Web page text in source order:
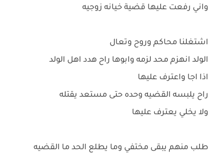
واني رفعت عليها قضية خيانه زوجيه
اشتغلنا محاكم وروح وتعال
الولد انهزم محد لزمه وابوها راح هدد اهل الولد
اذا اجا واعترف عليها
راح يلبسه القضيه وحده حتى مستعد يقتله
ولا يخلي يعترف عليها
طلب منهم يبقى مختفي وما يطلع الحد ما القضيه